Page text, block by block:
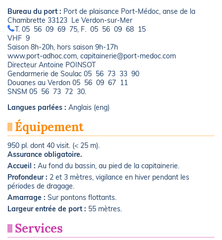
Bureau du port : Port de plaisance Port-Médoc, anse de la
Chambrette 33123 Le Verdon-sur-Mer
T. 05 56 09 69 75, F. 05 56 09 68 15
VHF 9
Saison 8h-20h, hors saison 9h-17h
www.port-adhoc.com, capitainerie@port-medoc.com
Directeur Antoine POINSOT
Gendarmerie de Soulac 05 56 73 33 90
Douanes au Verdon 05 56 09 67 11
SNSM 05 56 73 72 30.
Langues parlées : Anglais (eng)
Équipement
950 pl. dont 40 visit. (< 25 m).
Assurance obligatoire.
Accueil : Au fond du bassin, au pied de la capitainerie.
Profondeur : 2 et 3 mètres, vigilance en hiver pendant les
périodes de dragage.
Amarrage : Sur pontons flottants.
Largeur entrée de port : 55 mètres.
Services